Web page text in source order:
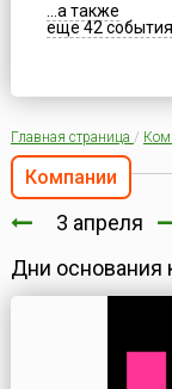
...а также
еще 42 события
Главная страница /
Компании
3 апреля
Дни основания